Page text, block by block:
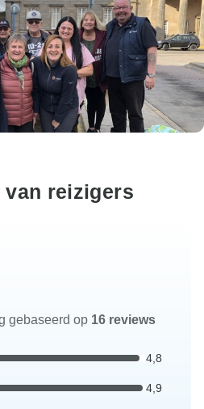
reizigers
gebaseerd op 16 reviews
4,8
4,9